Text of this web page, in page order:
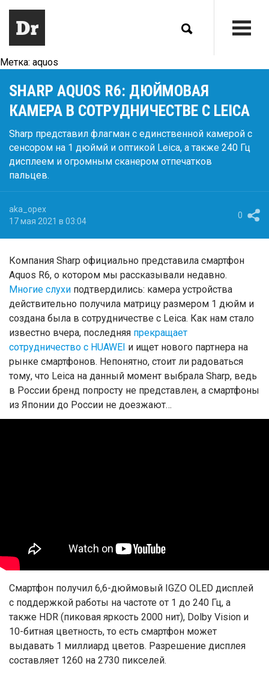
Метка: aquos
SHARP AQUOS R6: ДЮЙМОВАЯ
КАМЕРА В СОТРУДНИЧЕСТВЕ С LEICA
Sharp представил флагман с единственной камерой с
сенсором на 1 дюймй и оптикой Leica, а также 240 Гц
дисплеем и огромным сканером отпечатков
пальцев.
aka_opex
17 мая 2021 в 03:04
0
Компания Sharp официально представила смартфон
Aquos R6, о котором мы рассказывали недавно.
Многие слухи подтвердились: камера устройства
действительно получила матрицу размером 1 дюйм и
создана была в сотрудничестве с Leica. Как нам стало
известно вчера, последняя прекращает
сотрудничество с HUAWEI и ищет нового партнера на
рынке смартфонов. Непонятно, стоит ли радоваться
тому, что Leica на данный момент выбрала Sharp, ведь
в России бренд попросту не представлен, а смартфоны
из Японии до России не доезжают…
Смартфон получил 6,6-дюймовый IGZO OLED дисплей
с поддержкой работы на частоте от 1 до 240 Гц, а
также HDR (пиковая яркость 2000 нит), Dolby Vision и
10-битная цветность, то есть смартфон может
выдавать 1 миллиард цветов. Разрешение дисплея
составляет 1260 на 2730 пикселей.